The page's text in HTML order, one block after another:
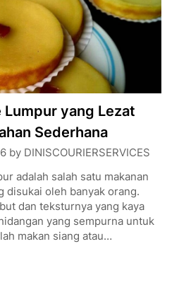
Lumpur yang Lezat
Sederhana
by DINISCOURIERSERVICES
adalah salah satu makanan
disukai oleh banyak orang.
dan teksturnya yang kaya
yang sempurna untuk
makan siang atau…